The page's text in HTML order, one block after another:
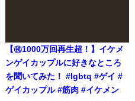
【㊗️1000万回再生超！】イケメ
ンゲイカップルに好きなところ
を聞いてみた！ #lgbtq #ゲイ #
ゲイカップル #筋肉 #イケメン